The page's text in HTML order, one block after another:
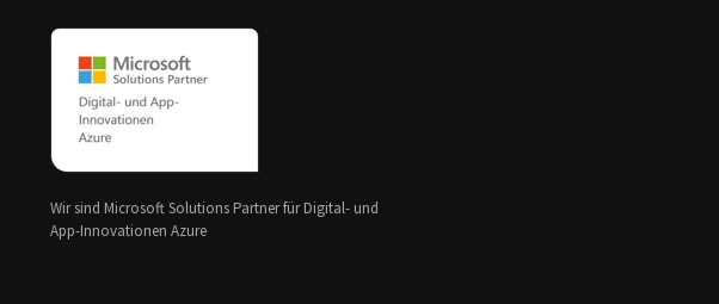
Wir sind Microsoft Solutions Partner für Digital- und
App-Innovationen Azure